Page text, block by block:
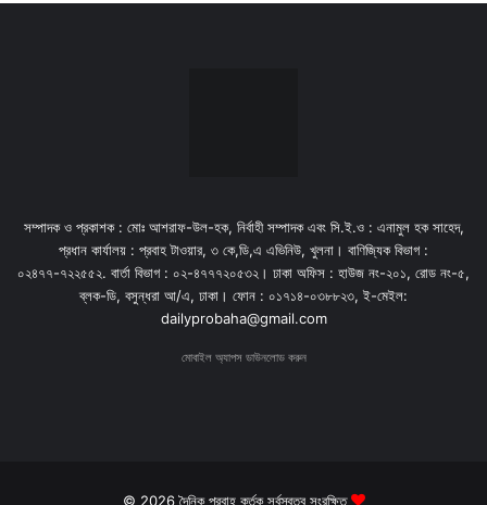
সম্পাদক ও প্রকাশক : মোঃ আশরাফ-উল-হক, নির্বাহী সম্পাদক এবং সি.ই.ও : এনামুল হক সাহেদ,
প্রধান কার্যালয় : প্রবাহ টাওয়ার, ৩ কে,ডি,এ এভিনিউ, খুলনা। বাণিজ্যিক বিভাগ :
০২৪৭৭-৭২২৫৫২. বার্তা বিভাগ : ০২-৪৭৭৭২০৫৩২। ঢাকা অফিস : হাউজ নং-২০১, রোড নং-৫,
ব্লক-ডি, বসুন্ধরা আ/এ, ঢাকা। ফোন : ০১৭১৪-০৩৮৮২৩, ই-মেইল:
dailyprobaha@gmail.com
মোবাইল অ্যাপস ডাউনলোড করুন
© 2026 দৈনিক প্রবাহ কর্তৃক সর্বস্বত্ব সংরক্ষিত